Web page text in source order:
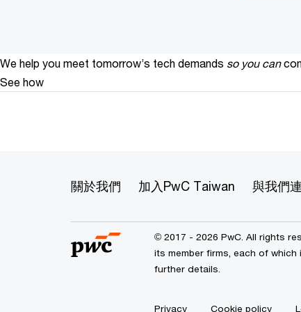
We help you meet tomorrow’s tech demands so you can
See how
關於我們 加入PwC Taiwan 與我們
© 2017 - 2026 PwC. All rights
its member firms, each of
further details.
Privacy Cookie policy